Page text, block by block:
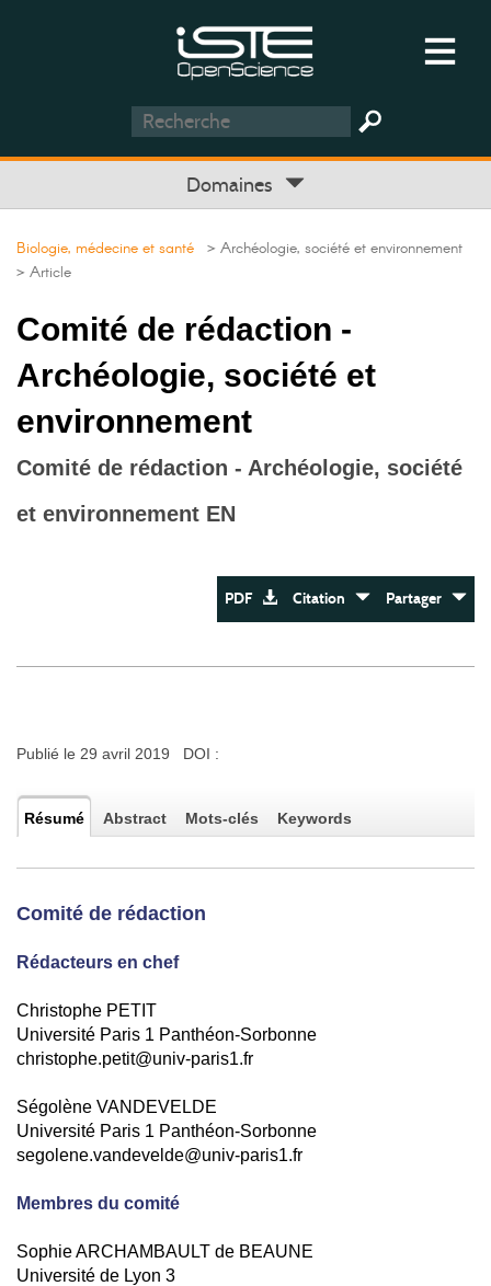
Domaines
Biologie, médecine et santé > Archéologie, société et environnement
> Article
Comité de rédaction -
Archéologie, société et
environnement
Comité de rédaction - Archéologie, société
et environnement EN
PDF Citation Partager
Publié le 29 avril 2019 DOI :
Résumé Abstract Mots-clés Keywords
Comité de rédaction
Rédacteurs en chef
Christophe PETIT
Université Paris 1 Panthéon-Sorbonne
christophe.petit@univ-paris1.fr
Ségolène VANDEVELDE
Université Paris 1 Panthéon-Sorbonne
segolene.vandevelde@univ-paris1.fr
Membres du comité
Sophie ARCHAMBAULT de BEAUNE
Université de Lyon 3